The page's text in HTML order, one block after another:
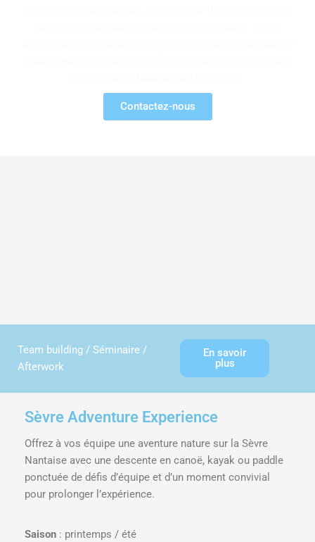
Contactez-nous
Team building / Séminaire /
Afterwork
En savoir
plus
Sèvre Adventure Experience
Offrez à vos équipe une aventure nature sur la Sèvre
Nantaise avec une descente en canoë, kayak ou paddle
ponctuée de défis d’équipe et d’un moment convivial
pour prolonger l’expérience.
Saison : printemps / été